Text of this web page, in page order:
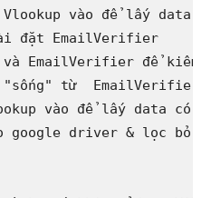
Vlookup vào để lấy data
đặt EmailVerifier
và EmailVerifier để
"sống" từ  EmailVerifier
vào để lấy data có
google driver & lọc bỏ